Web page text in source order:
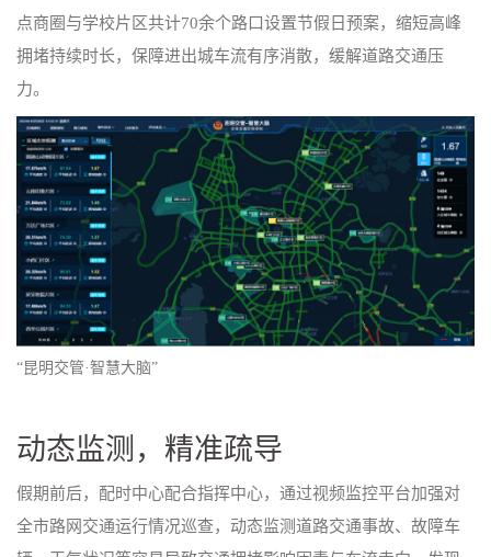
点商圈与学校片区共计70余个路口设置节假日预案，缩短高峰
拥堵持续时长，保障进出城车流有序消散，缓解道路交通压
力。
“昆明交管·智慧大脑”
动态监测，精准疏导
假期前后，配时中心配合指挥中心，通过视频监控平台加强对
全市路网交通运行情况巡查，动态监测道路交通事故、故障车